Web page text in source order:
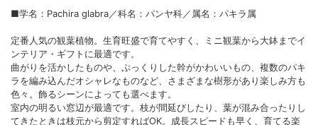
■学名：Pachira glabra／科名：パンヤ科／属名：パキラ属
定番人気の観葉植物。生育旺盛で育てやすく、ミニ観葉から大鉢までイ
ンテリア・ギフトに最適です。
曲がりを活かしたものや、ぷっくりした幹がかわいいもの、複数のパキ
ラを編み込んだオシャレなものなど、さまざまな樹形があり楽しみ方も
色々。飾るシーンによっても選べます。
室内の明るい窓辺が最適です。枝が間延びしたり、葉が混み合ったりし
てきたときは枝元から剪定すればOK。成長スピードも早く、育てる楽